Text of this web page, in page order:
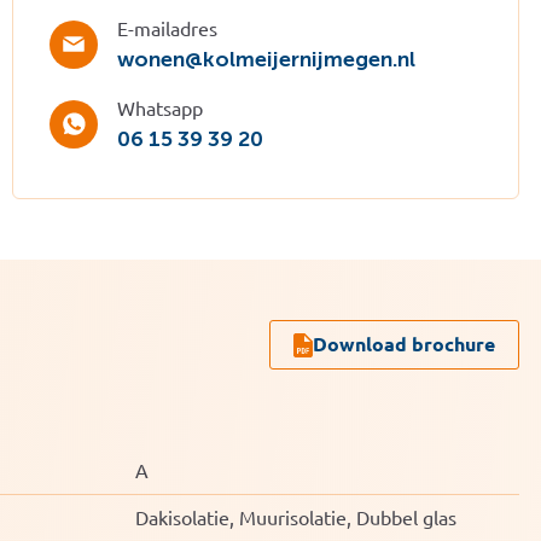
E-mailadres
wonen@kolmeijernijmegen.nl
Whatsapp
06 15 39 39 20
Download brochure
A
Dakisolatie, Muurisolatie, Dubbel glas